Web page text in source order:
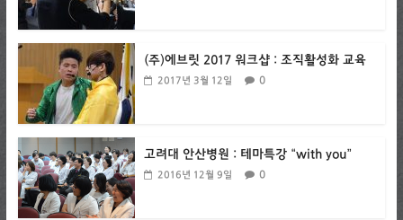
(주)에브릿 2017 워크샵 : 조직활성화 교육
2017년 3월 12일 0
고려대 안산병원 : 테마특강 “with you”
2016년 12월 9일 0